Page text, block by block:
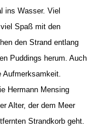
ins Wasser. Viel
Spaß mit den
den Strand entlang
Puddings herum. Auch
Aufmerksamkeit.
Hermann Mensing
Alter, der dem Meer
Strandkorb geht.